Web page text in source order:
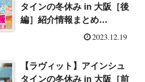
タインの冬休み in 大阪［後
編］紹介情報まとめ
2023.12.19
【ラヴィット】アインシュ
タインの冬休み in 大阪［前